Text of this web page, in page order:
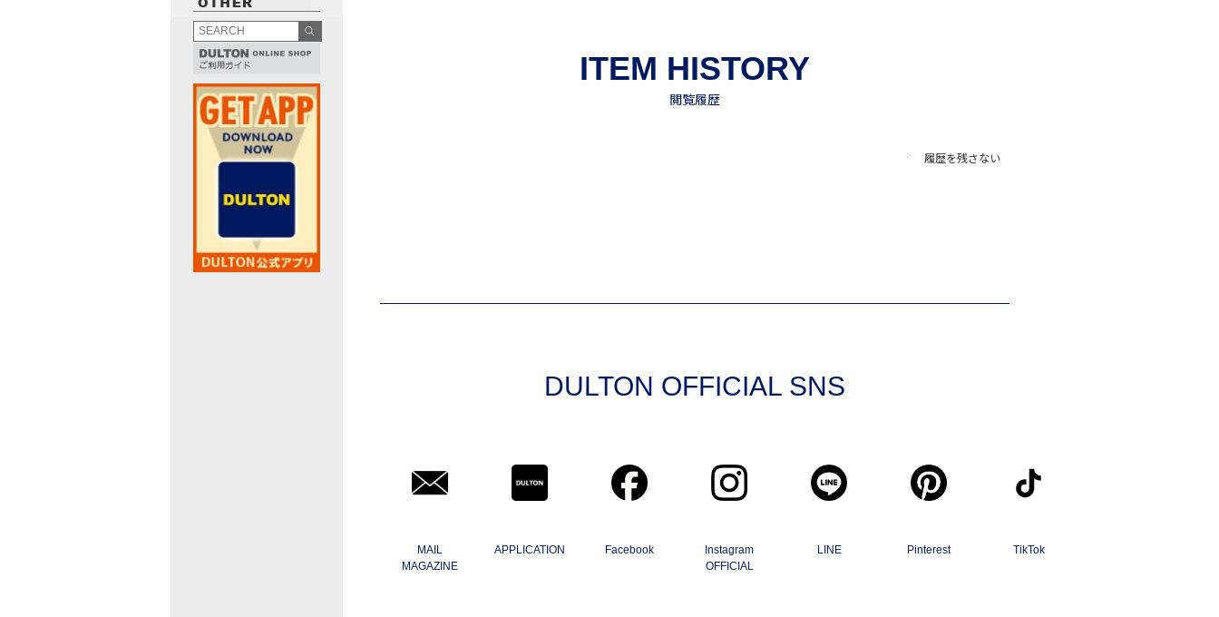
履歴を残さない
DULTON OFFICIAL SNS
MAIL
MAGAZINE
APPLICATION Facebook
Instagram
OFFICIAL
LINE Pinterest TikTok